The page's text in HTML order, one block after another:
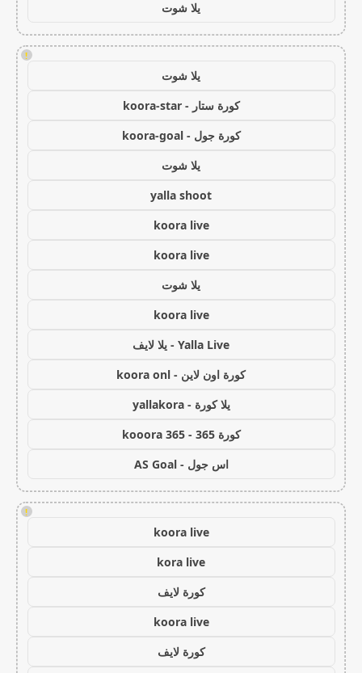
يلا شوت
!
يلا شوت
كورة ستار - koora-star
كورة جول - koora-goal
يلا شوت
yalla shoot
koora live
koora live
يلا شوت
koora live
Yalla Live - يلا لايف
كورة اون لاين - koora onl
يلا كورة - yallakora
كورة 365 - kooora 365
اس جول - AS Goal
!
koora live
kora live
كورة لايف
koora live
كورة لايف